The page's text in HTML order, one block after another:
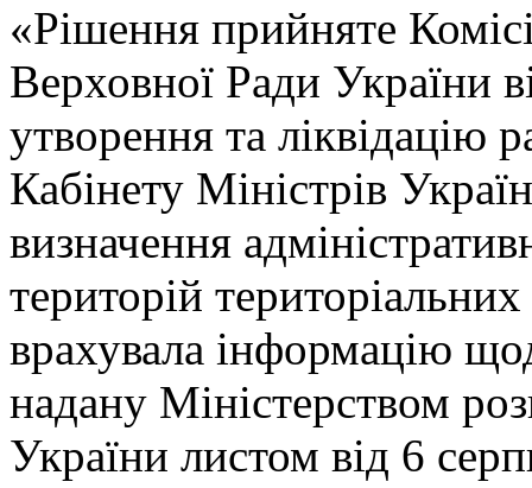
«Рішення прийняте
Верховної Ради України
утворення та ліквідацію
Кабінету Міністрів
визначення
територій
врахувала інформацію
надану Міністерством
України листом від 6